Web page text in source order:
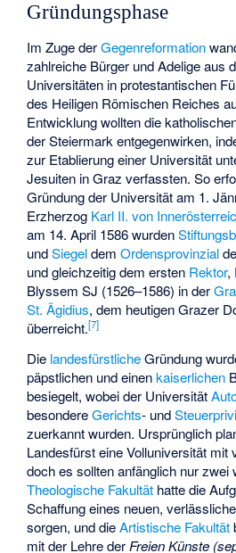
Gründungsphase
Im Zuge derGegenreformation
zahlreiche Bürger und Adelige aus
Universitäten in protestantischen
des Heiligen Römischen Reiches
Entwicklung wollten die
der Steiermark entgegenwirken,
zur Etablierung einer Universität
Jesuiten in Graz verfassten. So
Gründung der Universität am 1.
Erzherzog Karl II. von
am 14. April 1586 wurden
undSiegeldemOrdensprovinzial
und gleichzeitig dem ersten Rektor,
Blyssem SJ (1526–1586) in der
St. Ägidius, dem heutigen Grazer
überreicht.[7]
Die landesfürstlicheGründung
päpstlichen und einenkaiserlichen
besiegelt, wobei der Universität
besondereGerichts- und
zuerkannt wurden. Ursprünglich
Landesfürst eine Volluniversität mit
doch es sollten anfänglich nur zwei
Theologische Fakultät hatte die
Schaffung eines neuen,
sorgen, und dieArtistische Fakultät
mit der Lehre derFreien Künste